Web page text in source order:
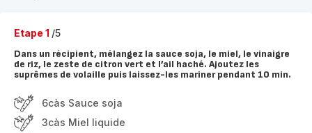
Etape 1 /5
Dans un récipient, mélangez la sauce soja, le miel, le vinaigre
de riz, le zeste de citron vert et l’ail haché. Ajoutez les
suprêmes de volaille puis laissez-les mariner pendant 10 min.
6càs Sauce soja
3càs Miel liquide